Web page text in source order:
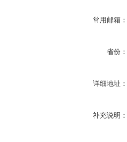
常用邮箱：
省份：
详细地址：
补充说明：